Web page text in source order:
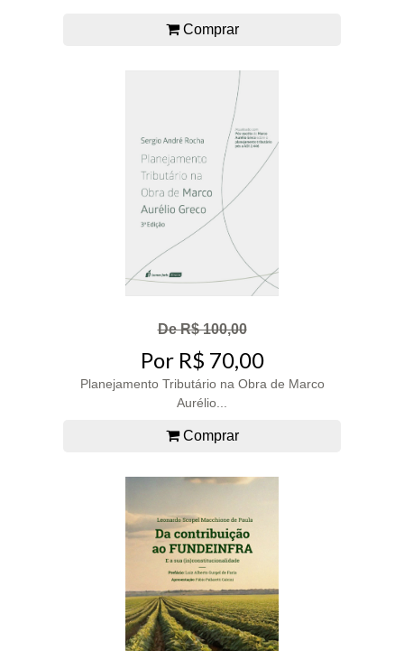
Comprar
De R$ 100,00
Por R$ 70,00
Planejamento Tributário na Obra de Marco
Aurélio...
Comprar